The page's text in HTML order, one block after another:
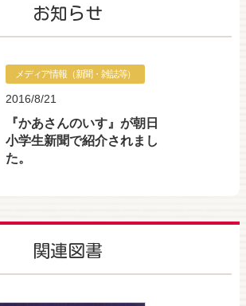
お知らせ
メディア情報（新聞・雑誌等）
2016/8/21
『かあさんのいす』が朝日
小学生新聞で紹介されまし
た。
関連図書